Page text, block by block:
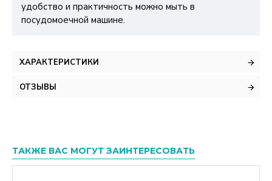
удобство и практичность можно мыть в
посудомоечной машине.
ХАРАКТЕРИСТИКИ
ОТЗЫВЫ
ТАКЖЕ ВАС МОГУТ ЗАИНТЕРЕСОВАТЬ